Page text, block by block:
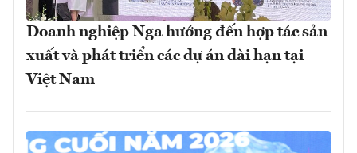
Doanh nghiệp Nga hướng đến hợp tác sản
xuất và phát triển các dự án dài hạn tại
Việt Nam